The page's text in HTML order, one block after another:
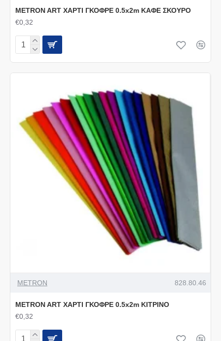
METRON ART ΧΑΡΤΙ ΓΚΟΦΡΕ 0.5x2m ΚΑΦΕ ΣΚΟΥΡΟ
€0,32
METRON 828.80.46
METRON ART ΧΑΡΤΙ ΓΚΟΦΡΕ 0.5x2m ΚΙΤΡΙΝΟ
€0,32